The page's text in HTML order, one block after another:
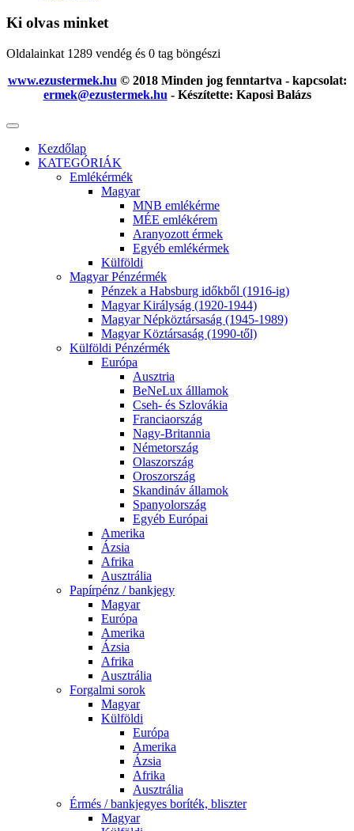
Ki olvas minket
Oldalainkat 1289 vendég és 0 tag böngészi
www.ezustermek.hu © 2018 Minden jog fenntartva - kapcsolat:
ermek@ezustermek.hu - Készítette: Kaposi Balázs
Kezdőlap
KATEGÓRIÁK
Emlékérmék
Magyar
MNB emlékérme
MÉE emlékérem
Aranyozott érmek
Egyéb emlékérmek
Külföldi
Magyar Pénzérmék
Pénzek a Habsburg időkből (1916-ig)
Magyar Királyság (1920-1944)
Magyar Népköztársaság (1945-1989)
Magyar Köztársaság (1990-től)
Külföldi Pénzérmék
Európa
Ausztria
BeNeLux álllamok
Cseh- és Szlovákia
Franciaország
Nagy-Britannia
Németország
Olaszország
Oroszország
Skandináv államok
Spanyolország
Egyéb Európai
Amerika
Ázsia
Afrika
Ausztrália
Papírpénz / bankjegy
Magyar
Európa
Amerika
Ázsia
Afrika
Ausztrália
Forgalmi sorok
Magyar
Külföldi
Európa
Amerika
Ázsia
Afrika
Ausztrália
Érmés / bankjegyes boríték, bliszter
Magyar